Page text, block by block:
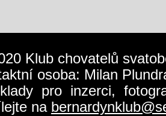
Klub chovatelů
osoba: Milan
pro inzerci,
na